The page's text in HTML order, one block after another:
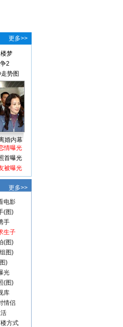
更多>>
梦
2
势图
婚内幕
情曝光
首曝光
被曝光
更多>>
电影
(图)
手
生子
(图)
图)
)
光
(图)
库
情侣
方式